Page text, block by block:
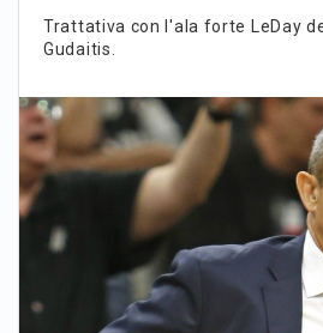
Trattativa con l'ala forte LeDay
Gudaitis.